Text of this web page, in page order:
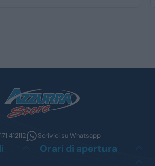
412112 Scrivici su Whatsapp
Orari di apertura